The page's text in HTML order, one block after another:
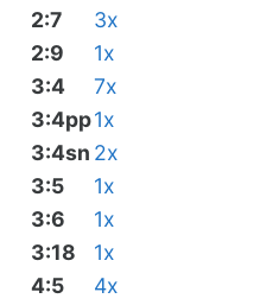
2:7
3x
2:9
1x
3:4
7x
3:4pp1x
3:4sn 2x
3:5
1x
3:6
1x
3:18
1x
4:5
4x